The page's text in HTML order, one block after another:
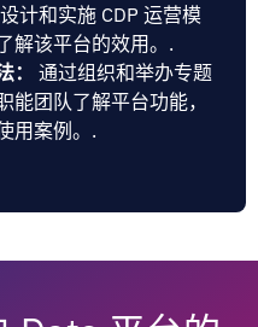
计和实施 CDP 运营模
解该平台的效用。.
：通过组织和举办专题
能团队了解平台功能，
用案例。.